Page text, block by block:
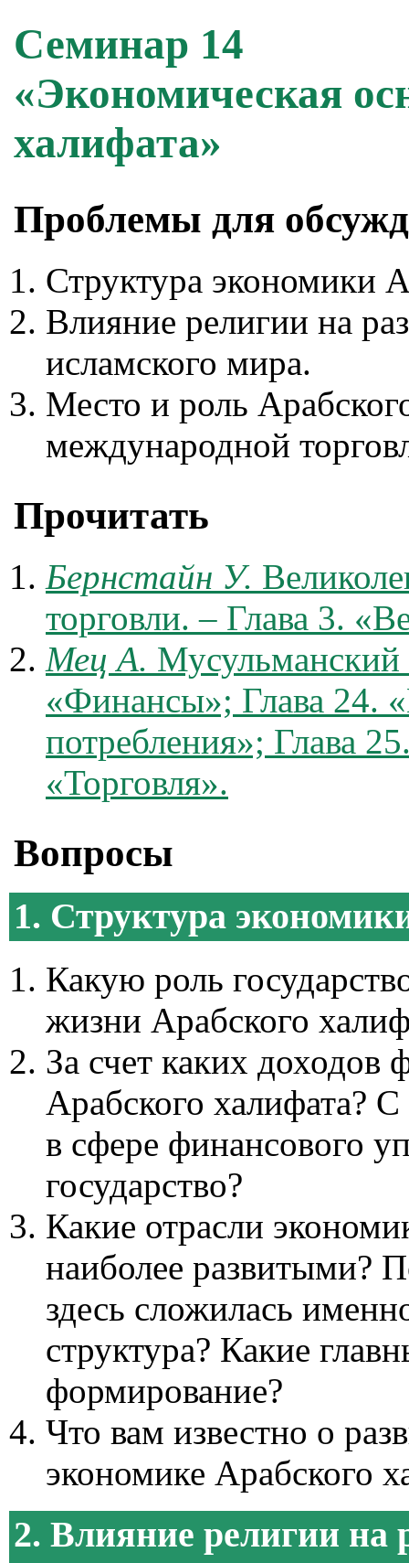
Семинар 14
«Экономическая
халифата»
Проблемы для
Структура экономики
Влияние религии на
исламского мира.
Место и роль
международной
Прочитать
Бернстайн У.
торговли. – Глава 3.
Мец А. Мусульманский
«Финансы»; Глава 24.
потребления»; Глава
«Торговля».
Вопросы
1. Структура
Какую роль
жизни Арабского
За счет каких
Арабского халифата?
в сфере финансового
государство?
Какие отрасли
наиболее развитыми?
здесь сложилась
структура? Какие
формирование?
Что вам известно о
экономике Арабского
2. Влияние религии на